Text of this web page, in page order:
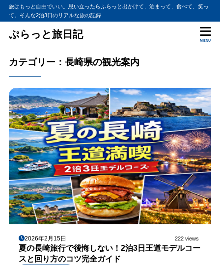
旅はもっと自由でいい。思い立ったらふらっと出かけて、泊まって、食べて、笑っ
て。そんな2泊3日のリアルな旅の記録
ぷらっと旅日記
MENU
カテゴリー：長崎県の観光案内
2026年2月15日 222 views
夏の長崎旅行で後悔しない！2泊3日王道モデルコー
スと回り方のコツ完全ガイド